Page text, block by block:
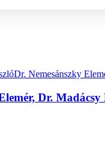
Dr. Nemesánszky
Dr. Madácsy